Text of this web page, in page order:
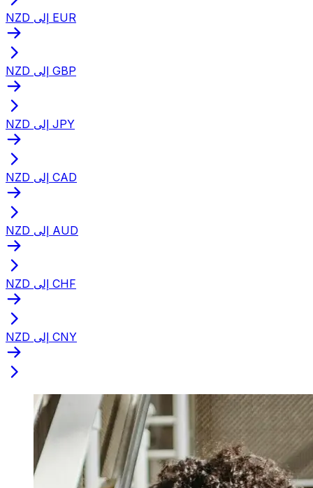
NZD إلى EUR
NZD إلى GBP
NZD إلى JPY
NZD إلى CAD
NZD إلى AUD
NZD إلى CHF
NZD إلى CNY